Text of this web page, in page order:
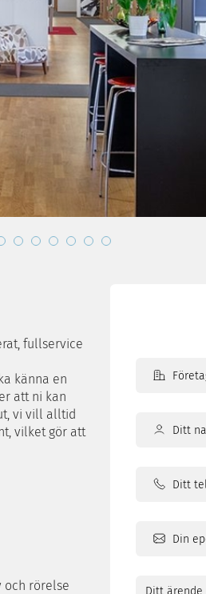
fullservice
känna en
att ni kan
vi vill alltid
vilket gör att
och rörelse
namn